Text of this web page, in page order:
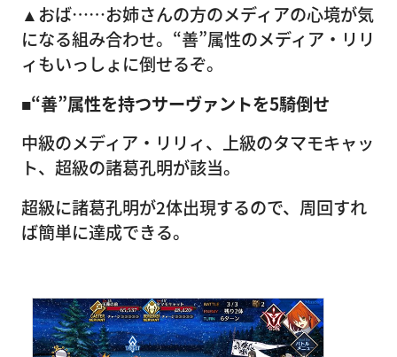
▲おば……お姉さんの方のメディアの心境が気
になる組み合わせ。“善”属性のメディア・リリ
ィもいっしょに倒せるぞ。
■“善”属性を持つサーヴァントを5騎倒せ
中級のメディア・リリィ、上級のタマモキャッ
ト、超級の諸葛孔明が該当。
超級に諸葛孔明が2体出現するので、周回すれ
ば簡単に達成できる。